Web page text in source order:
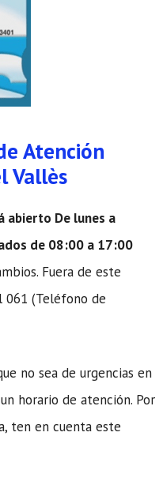
Atención
Vallès
abierto De lunes a
de 08:00 a 17:00
Fuera de este
061 (Teléfono de
no sea de urgencias en
horario de atención. Por
ten en cuenta este